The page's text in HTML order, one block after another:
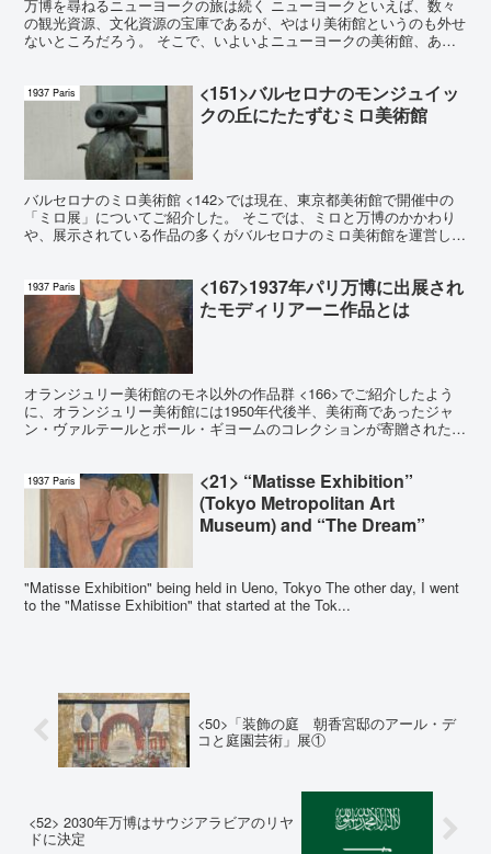
万博を尋ねるニューヨークの旅は続く ニューヨークといえば、数々
の観光資源、文化資源の宝庫であるが、やはり美術館というのも外せ
ないところだろう。 そこで、いよいよニューヨークの美術館、ある
1937 Paris
<151>バルセロナのモンジュイッ
クの丘にたたずむミロ美術館
バルセロナのミロ美術館 <142>では現在、東京都美術館で開催中の
「ミロ展」についてご紹介した。 そこでは、ミロと万博のかかわり
や、展示されている作品の多くがバルセロナのミロ美術館を運営して
1937 Paris
<167>1937年パリ万博に出展され
たモディリアーニ作品とは
オランジュリー美術館のモネ以外の作品群 <166>でご紹介したよう
に、オランジュリー美術館には1950年代後半、美術商であったジャ
ン・ヴァルテールとポール・ギヨームのコレクションが寄贈された。
1937 Paris
<21> “Matisse Exhibition”
(Tokyo Metropolitan Art
Museum) and “The Dream”
"Matisse Exhibition" being held in Ueno, Tokyo The other day, I went
to the "Matisse Exhibition" that started at the Tok...
<50>「装飾の庭 朝香宮邸のアール・デ
コと庭園芸術」展①
<52> 2030年万博はサウジアラビアのリヤ
ドに決定